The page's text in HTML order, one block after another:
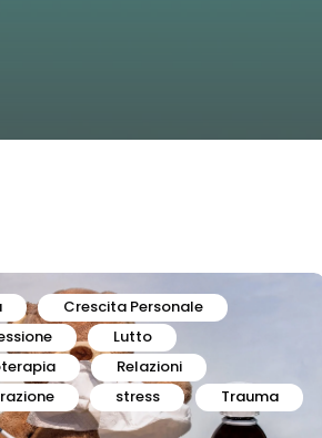
Crescita Personale
Lutto
Relazioni
stress Trauma